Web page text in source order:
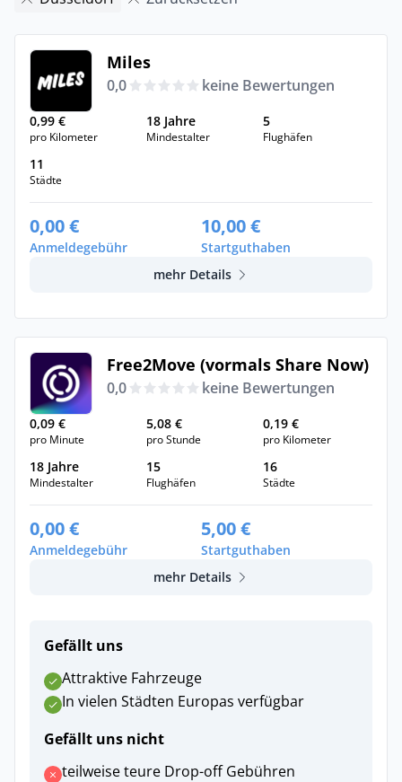
Miles
0,0 keine Bewertungen
0,99 €
pro Kilometer
18 Jahre
Mindestalter
5
Flughäfen
11
Städte
0,00 €
Anmeldegebühr
10,00 €
Startguthaben
mehr Details
Free2Move (vormals Share Now)
0,0 keine Bewertungen
0,09 €
pro Minute
5,08 €
pro Stunde
0,19 €
pro Kilometer
18 Jahre
Mindestalter
15
Flughäfen
16
Städte
0,00 €
Anmeldegebühr
5,00 €
Startguthaben
mehr Details
Gefällt uns
Attraktive Fahrzeuge
In vielen Städten Europas verfügbar
Gefällt uns nicht
teilweise teure Drop-off Gebühren